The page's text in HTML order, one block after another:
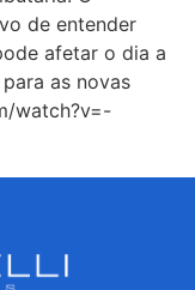
de entender
afetar o dia a
as novas
watch?v=-